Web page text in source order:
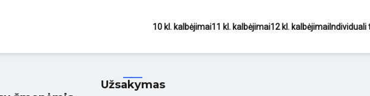
10 kl. kalbėjimai11 kl. kalbėjimai12 kl. kalbėjimaiIndividuali
Užsakymas